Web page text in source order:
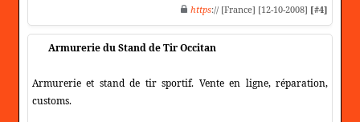
https:// [France] [12-10-2008] [#4]
Armurerie du Stand de Tir Occitan
Armurerie et stand de tir sportif. Vente en ligne, réparation,
customs.